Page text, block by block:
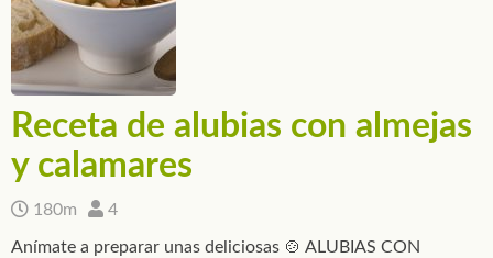
Receta de alubias con almejas
y calamares
180m 4
Anímate a preparar unas deliciosas 🍲 ALUBIAS CON